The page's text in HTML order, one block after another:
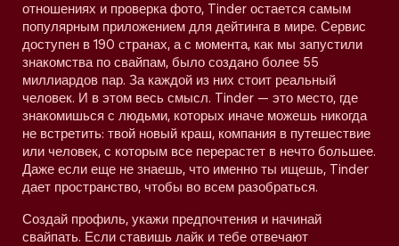
отношениях и проверка фото, Tinder остается самым
популярным приложением для дейтинга в мире. Сервис
доступен в 190 странах, а с момента, как мы запустили
знакомства по свайпам, было создано более 55
миллиардов пар. За каждой из них стоит реальный
человек. И в этом весь смысл. Tinder — это место, где
знакомишься с людьми, которых иначе можешь никогда
не встретить: твой новый краш, компания в путешествие
или человек, с которым все перерастет в нечто большее.
Даже если еще не знаешь, что именно ты ищешь, Tinder
дает пространство, чтобы во всем разобраться.
Создай профиль, укажи предпочтения и начинай
свайпать. Если ставишь лайк и тебе отвечают